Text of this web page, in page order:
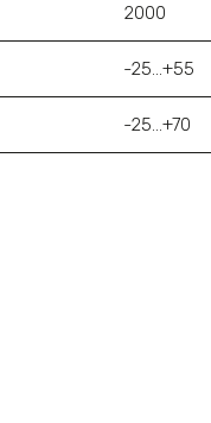
2000
-25…+55
-25…+70